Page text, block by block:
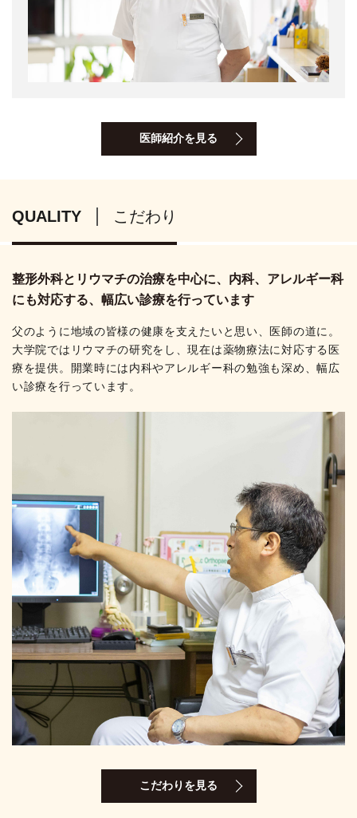
医師紹介を見る
QUALITY こだわり
整形外科とリウマチの治療を中心に、内科、アレルギー科
にも対応する、幅広い診療を行っています
父のように地域の皆様の健康を支えたいと思い、医師の道に。
大学院ではリウマチの研究をし、現在は薬物療法に対応する医
療を提供。開業時には内科やアレルギー科の勉強も深め、幅広
い診療を行っています。
こだわりを見る